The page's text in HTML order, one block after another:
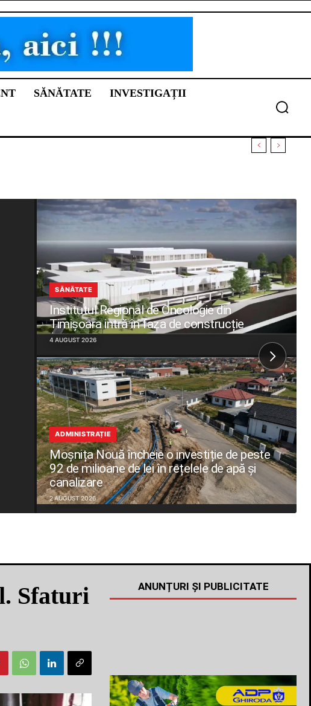
SĂNĂTATE INVESTIGAȚII
SĂNĂTATE
Institutul Regional de Oncologie din
Timișoara intră în faza de construcție
4 AUGUST 2026
ADMINISTRAȚIE
Moșnița Nouă încheie o investiție de peste
92 de milioane de lei în rețelele de apă și
canalizare
2 AUGUST 2026
Sfaturi
ANUNȚURI ȘI PUBLICITATE